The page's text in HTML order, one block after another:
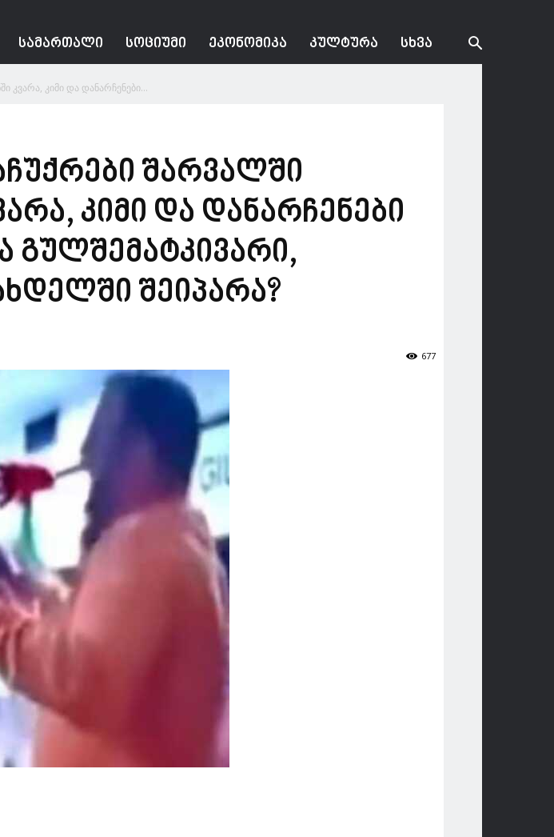
ᲡᲐᲛᲐᲠᲗᲐᲚᲘ ᲡᲝᲪᲘᲣᲛᲘ ᲔᲙᲝᲜᲝᲛᲘᲙᲐ ᲙᲣᲚᲢᲣᲠᲐ ᲡᲮᲕᲐ
კვარა, კიმი და დანარჩენები...
შარვალში
კიმი და დანარჩენები
გულშემატკივარი,
შეიპარა?
677